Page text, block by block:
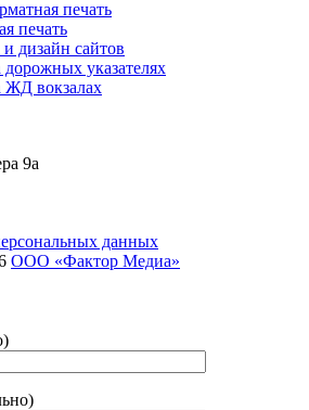
печать
печать
и дизайн сайтов
дорожных указателях
ЖД вокзалах
9а
данных
ООО «Фактор Медиа»